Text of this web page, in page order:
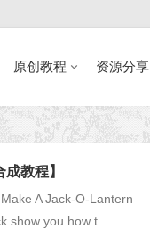
原创教程 资源分享
教程】
A Jack-O-Lantern
show you how t...
常公告